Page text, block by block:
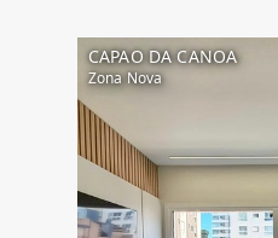
CAPAO DA CANOA
Zona Nova